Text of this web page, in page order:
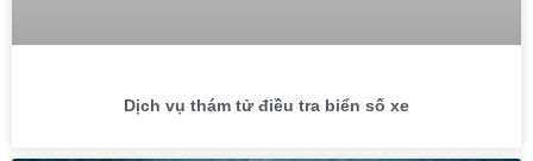
Dịch vụ thám tử điều tra biển số xe